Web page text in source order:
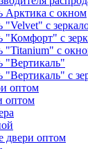
Арктика с окном
"Velvet" с
"Комфорт" с
"Titanium" с
"Вертикаль"
"Вертикаль" с
оптом
оптом
двери оптом